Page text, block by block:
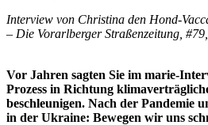
Interview von Christina den Hond-
– Die Vorarlberger Straßenzeitung,
Vor Jahren sagten Sie im marie-
Prozess in Richtung
beschleunigen. Nach der Pandemie
in der Ukraine: Bewegen wir uns